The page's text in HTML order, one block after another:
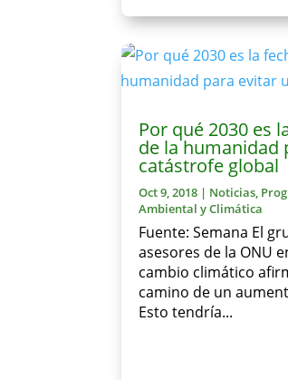
Por qué 2030 es
de la humanidad
catástrofe global
Oct 9, 2018 | Noticias,
Ambiental y Climática
Fuente: Semana El
asesores de la ONU
cambio climático
camino de un
Esto tendría...